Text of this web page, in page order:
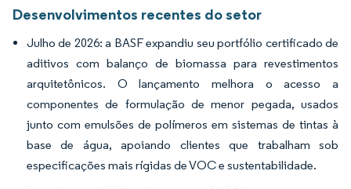
Desenvolvimentos recentes do setor
Julho de 2026: a BASF expandiu seu portfólio certificado de
aditivos com balanço de biomassa para revestimentos
arquitetônicos. O lançamento melhora o acesso a
componentes de formulação de menor pegada, usados
junto com emulsões de polímeros em sistemas de tintas à
base de água, apoiando clientes que trabalham sob
especificações mais rígidas de VOC e sustentabilidade.